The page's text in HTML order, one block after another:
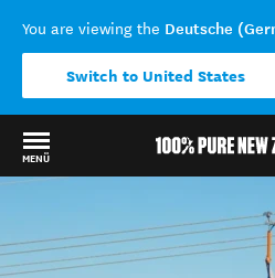
You are viewing the Deutsche
Switch to United States
MENÜ